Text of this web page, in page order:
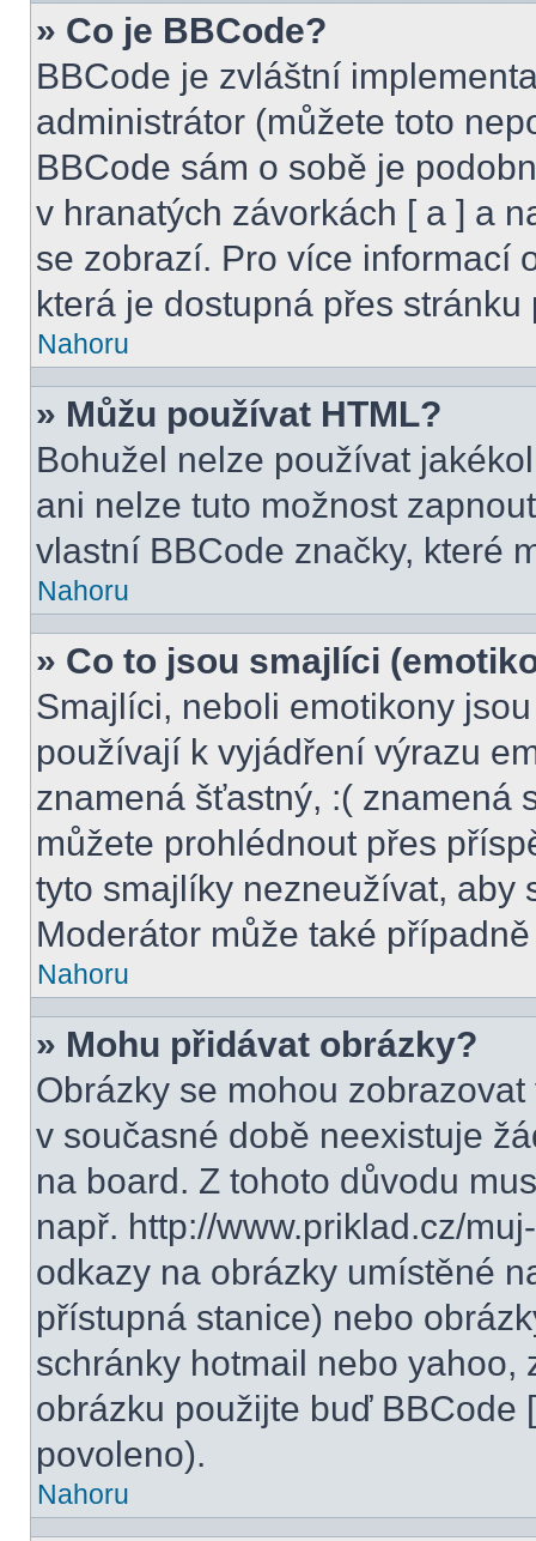
» Co je BBCode?
BBCode je zvláštní
administrátor (můžete toto
BBCode sám o sobě je
v hranatých závorkách [ a ] a
se zobrazí. Pro více informací
která je dostupná přes stránku
Nahoru
» Můžu používat HTML?
Bohužel nelze používat
ani nelze tuto možnost
vlastní BBCode značky, které
Nahoru
» Co to jsou smajlíci
Smajlíci, neboli emotikony
používají k vyjádření výrazu
znamená šťastný, :( znamená
můžete prohlédnout přes
tyto smajlíky nezneužívat, aby
Moderátor může také
Nahoru
» Mohu přidávat obrázky?
Obrázky se mohou
v současné době neexistuje
na board. Z tohoto důvodu
např. http://www.priklad.cz/
odkazy na obrázky umístěné
přístupná stanice) nebo
schránky hotmail nebo yahoo,
obrázku použijte buď BBCode
povoleno).
Nahoru